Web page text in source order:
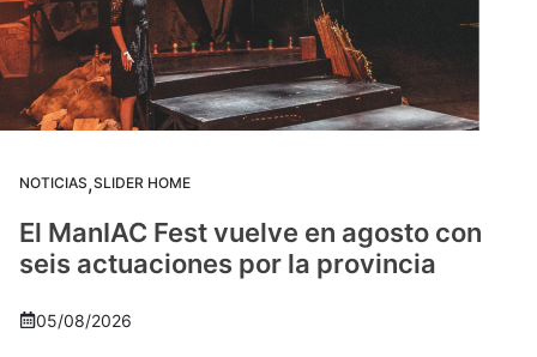
NOTICIAS,SLIDER HOME
El ManIAC Fest vuelve en agosto con
seis actuaciones por la provincia
05/08/2026